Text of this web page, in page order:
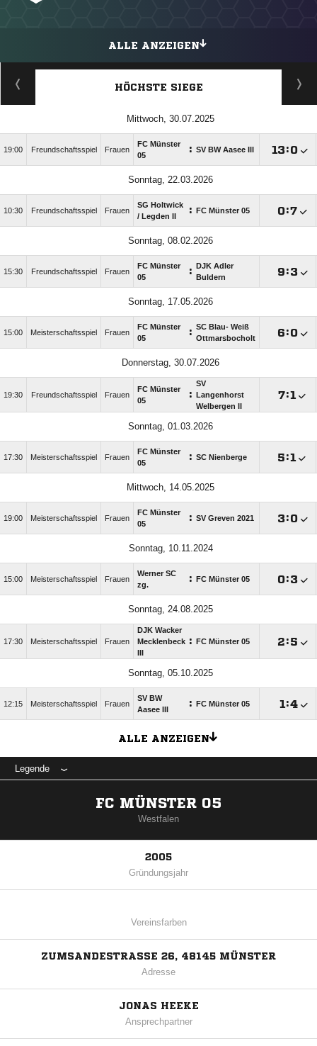
ALLE ANZEIGEN
HÖCHSTE SIEGE
Mittwoch, 30.07.2025
19:00 Freundschaftsspiel Frauen
FC Münster
05
: SV BW Aasee III :
Sonntag, 22.03.2026
10:30 Freundschaftsspiel Frauen
SG Holtwick
/​ Legden II
: FC Münster 05 :
Sonntag, 08.02.2026
15:30 Freundschaftsspiel Frauen
FC Münster
05
:
DJK Adler
Buldern
:
Sonntag, 17.05.2026
15:00 Meisterschaftsspiel Frauen
FC Münster
05
: SC Blau- Weiß
Ottmarsbocholt
:
Donnerstag, 30.07.2026
19:30 Freundschaftsspiel Frauen
FC Münster
05
:
SV
Langenhorst
Welbergen II
:
Sonntag, 01.03.2026
17:30 Meisterschaftsspiel Frauen
FC Münster
05
: SC Nienberge :
Mittwoch, 14.05.2025
19:00 Meisterschaftsspiel Frauen
FC Münster
05
: SV Greven 2021 :
Sonntag, 10.11.2024
15:00 Meisterschaftsspiel Frauen
Werner SC
zg.
: FC Münster 05 :
Sonntag, 24.08.2025
17:30 Meisterschaftsspiel Frauen
DJK Wacker
Mecklenbeck : FC Münster 05 :
Sonntag, 05.10.2025
12:15 Meisterschaftsspiel Frauen
SV BW
Aasee III
: FC Münster 05 :
ALLE ANZEIGEN
Legende
FC MÜNSTER 05
Westfalen
2005
Gründungsjahr
Vereinsfarben
ZUMSANDESTRASSE 26, 48145 MÜNSTER
Adresse
JONAS HEEKE
Ansprechpartner